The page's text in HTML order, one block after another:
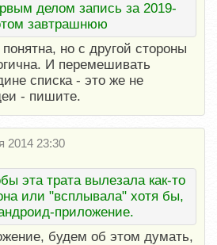
делом запись за 2019-
завтрашнюю
но с другой стороны
И перемешивать
списка - это же не
- пишите.
2014 23:30
эта трата вылезала как-то
или "всплывала" хотя бы,
приложение.
будем об этом думать,